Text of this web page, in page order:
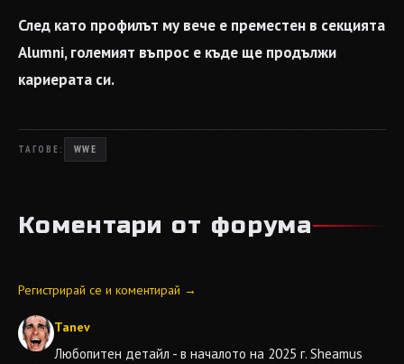
След като профилът му вече е преместен в секцията
Alumni, големият въпрос е къде ще продължи
кариерата си.
ТАГОВЕ: WWE
Коментари от форума
Регистрирай се и коментирай →
Tanev
Любопитен детайл - в началото на 2025 г. Sheamus